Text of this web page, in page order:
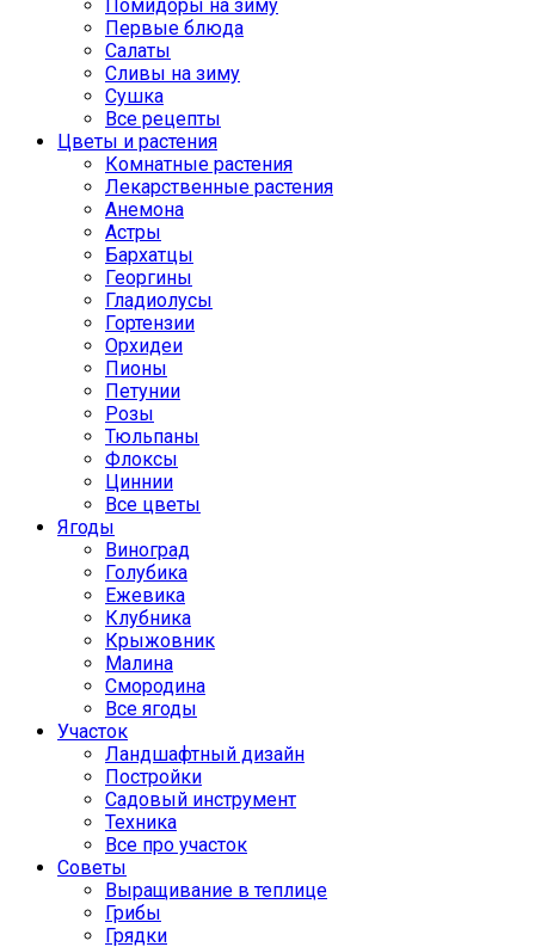
Помидоры на зиму
Первые блюда
Салаты
Сливы на зиму
Сушка
Все рецепты
Цветы и растения
Комнатные растения
Лекарственные растения
Анемона
Астры
Бархатцы
Георгины
Гладиолусы
Гортензии
Орхидеи
Пионы
Петунии
Розы
Тюльпаны
Флоксы
Циннии
Все цветы
Ягоды
Виноград
Голубика
Ежевика
Клубника
Крыжовник
Малина
Смородина
Все ягоды
Участок
Ландшафтный дизайн
Постройки
Садовый инструмент
Техника
Все про участок
Советы
Выращивание в теплице
Грибы
Грядки